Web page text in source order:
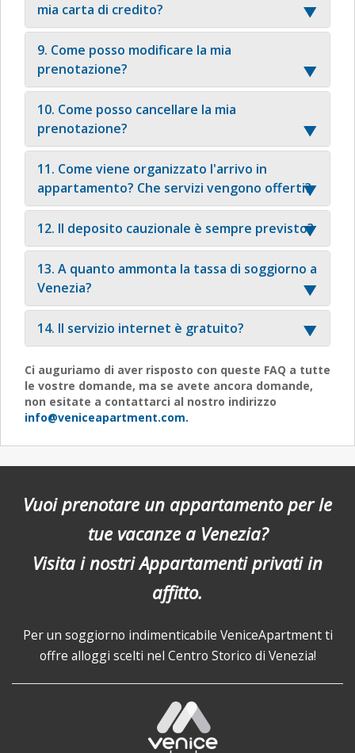
mia carta di credito?
9. Come posso modificare la mia
prenotazione?
10. Come posso cancellare la mia
prenotazione?
11. Come viene organizzato l'arrivo in
appartamento? Che servizi vengono offerti?
12. Il deposito cauzionale è sempre previsto?
13. A quanto ammonta la tassa di soggiorno a
Venezia?
14. Il servizio internet è gratuito?
Ci auguriamo di aver risposto con queste FAQ a tutte
le vostre domande, ma se avete ancora domande,
non esitate a contattarci al nostro indirizzo
info@veniceapartment.com.
Vuoi prenotare un appartamento per le
tue vacanze a Venezia?
Visita i nostri Appartamenti privati in
affitto.
Per un soggiorno indimenticabile VeniceApartment ti
offre alloggi scelti nel Centro Storico di Venezia!